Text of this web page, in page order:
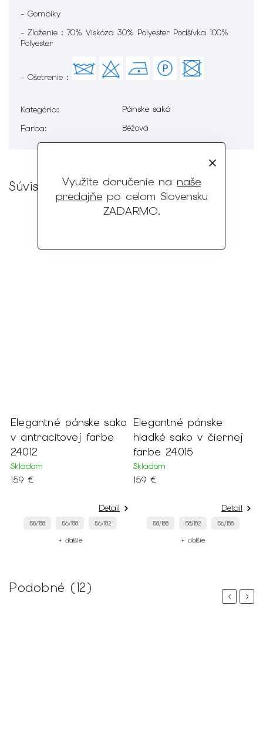
Využite doručenie na naše
predajňepo celom Slovensku
ZADARMO.
- Gombíky
- Zloženie : 70% Viskóza 30% Polyester Podšívka 100%
Polyester
- Ošetrenie :
Kategória:
Pánske saká
Farba: Béžová
Súvisiaci tovar
Elegantné pánske sako
v antracitovej farbe
24012
Skladom
159 €
Detail
58/188 56/188 56/182
+ ďalšie
Elegantné pánske
hladké sako v čiernej
farbe 24015
Skladom
159 €
Detail
58/188 58/182 56/188
+ ďalšie
Podobné (12)
PreviousNext